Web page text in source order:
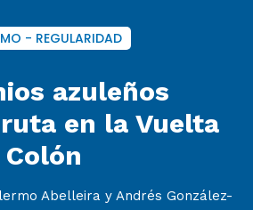
- REGULARIDAD
azuleños
en la Vuelta
Abelleira y Andrés González-